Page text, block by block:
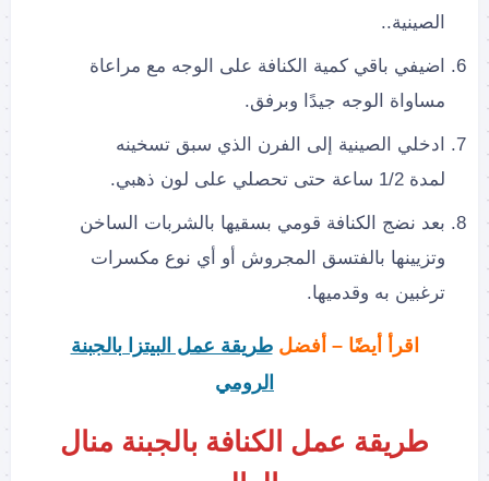
الصينية..
اضيفي باقي كمية الكنافة على الوجه مع مراعاة
مساواة الوجه جيدًا وبرفق.
ادخلي الصينية إلى الفرن الذي سبق تسخينه
لمدة 1/2 ساعة حتى تحصلي على لون ذهبي.
بعد نضج الكنافة قومي بسقيها بالشربات الساخن
وتزيينها بالفتسق المجروش أو أي نوع مكسرات
ترغبين به وقدميها.
اقرأ أيضًا – أفضلطريقة عمل البيتزا بالجبنة
الرومي
طريقة عمل الكنافة بالجبنة منال